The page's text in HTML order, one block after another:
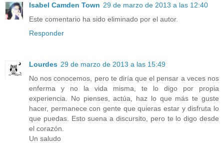
Isabel Camden Town 29 de marzo de 2013 a las 12:40
Este comentario ha sido eliminado por el autor.
Responder
Lourdes 29 de marzo de 2013 a las 15:49
No nos conocemos, pero te diría que el pensar a veces nos
enferma y no la vida misma, te lo digo por propia
experiencia. No pienses, actúa, haz lo que más te guste
hacer, permanece con gente que quieras estar y disfruta lo
que puedas. Esto suena a discursito, pero te lo digo desde
el corazón.
Un saludo